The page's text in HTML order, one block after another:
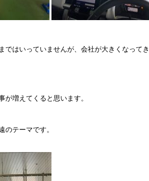
ではいっていませんが、会社が大きくなって
が増えてくると思います。
のテーマです。